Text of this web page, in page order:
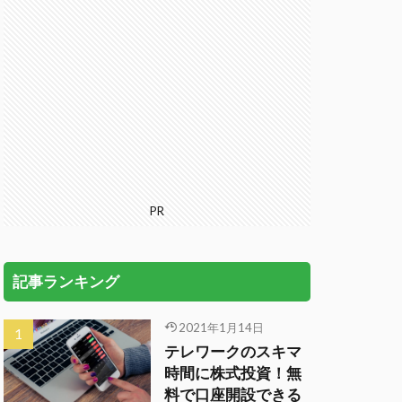
PR
記事ランキング
2021年1月14日
テレワークのスキマ
時間に株式投資！無
料で口座開設できる